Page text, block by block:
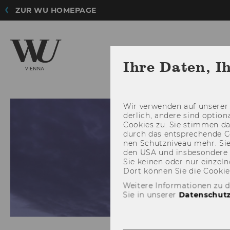
ZUR WU HOMEPAGE
Ihre Daten,
Wir ver­wen­den auf
der­lich, an­de­re sind
Coo­kies zu. Sie stim­men
durch das ent­spre­chen­de
nen Schutz­ni­veau mehr.
den USA und
Sie kei­nen oder nur
Dort kön­nen Sie die
Weitere Informationen zu
Sie in unserer